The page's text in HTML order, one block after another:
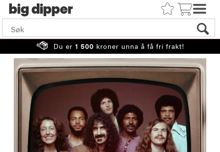
big
Du er 1 500 kroner unna å få fri frakt!